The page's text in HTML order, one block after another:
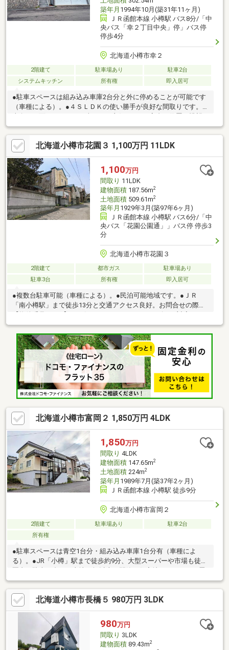
築年月 1994年10月(築31年11ヶ月)
ＪＲ函館本線 小樽駅 バス8分/「中
央バス「幸２丁目中央」停」バス停
停歩4分
北海道小樽市幸２
2階建て 駐車場あり
駐車2台
システムキッチン
所有権 即入居可
●駐車スペースは組み込み車庫2台分と外に停めることが可能です
（車種による）。●４ＳＬＤＫの使い勝手が良好な間取りです。
が良好です。お問合せの際は【物件番号34247】とお伝えいただ
けるとスムーズにご対応できます。駐車２台可、土地50坪以上、
南向き、システムキッチン、南側道路面す、閑静な住宅地、ＬＤ
Ｋ１５畳以上、角地、和室、始発駅、整形地、２階建、浴室に
窓、眺望良好、シャッター車庫、高台に立地、小学校 徒歩10分以
内、納戸
北海道小樽市花園３ 1,100万円 11LDK
1,100万円
間取り 11LDK
建物面積187.56m2
土地面積509.61m2
築年月 1929年3月(築97年6ヶ月)
ＪＲ函館本線 小樽駅 バス6分/「中
央バス「花園公園通」」バス停 停歩3
分
北海道小樽市花園３
2階建て 都市ガス
駐車場あり
駐車3台
所有権 即入居可
●複数台駐車可能（車種による）。●民泊可能地域です。●ＪＲ
「南小樽駅」まで徒歩13分と交通アクセス良好。お問合せの際は
ます。駐車３台以上可、即引渡可、土地100坪以上、スーパー 徒
歩10分以内、始発駅、整形地、２階建、都市ガス、小学校 徒歩10
分以内
北海道小樽市富岡２ 1,850万円 4LDK
1,850万円
間取り 4LDK
建物面積147.65m2
土地面積224m2
築年月 1989年7月(築37年2ヶ月)
ＪＲ函館本線 小樽駅 徒歩9分
北海道小樽市富岡２
2階建て 駐車場あり
駐車2台
所有権
●駐車スペースは青空1台分・組み込み車庫1台分有（車種によ
る）。●JR「小樽」駅まで徒歩約9分、大型スーパーや市場も徒歩
圏内。駐車２台可、土地50坪以上、閑静な住宅地、ＬＤＫ１５畳
以上、前道６ｍ以上、和室、整形地、２階建、緑豊かな住宅地、
シャッター車庫、周辺交通量少なめ
北海道小樽市長橋５ 980万円 3LDK
980万円
間取り 3LDK
建物面積89.43m2